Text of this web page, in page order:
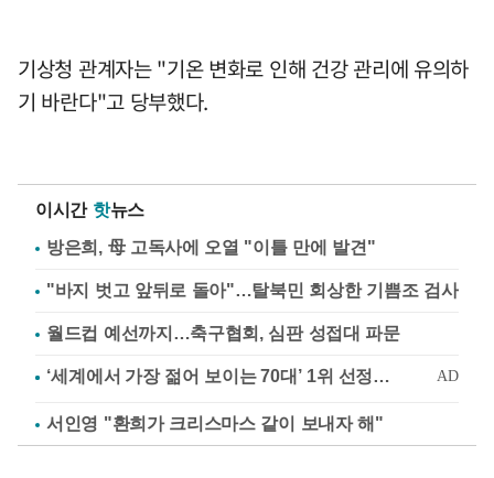
기상청 관계자는 "기온 변화로 인해 건강 관리에 유의하
기 바란다"고 당부했다.
이시간 핫뉴스
방은희, 母 고독사에 오열 "이틀 만에 발견"
"바지 벗고 앞뒤로 돌아"…탈북민 회상한 기쁨조 검사
월드컵 예선까지…축구협회, 심판 성접대 파문
서인영 "환희가 크리스마스 같이 보내자 해"